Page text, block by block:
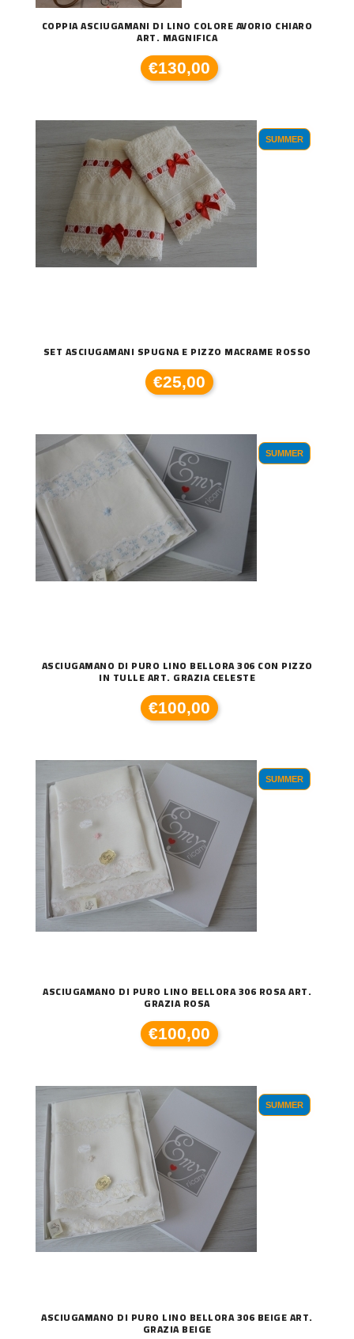
COPPIA ASCIUGAMANI DI LINO COLORE AVORIO CHIARO
ART. MAGNIFICA
€130,00
SUMMER
SET ASCIUGAMANI SPUGNA E PIZZO MACRAME ROSSO
€25,00
SUMMER
ASCIUGAMANO DI PURO LINO BELLORA 306 CON PIZZO
IN TULLE ART. GRAZIA CELESTE
€100,00
SUMMER
ASCIUGAMANO DI PURO LINO BELLORA 306 ROSA ART.
GRAZIA ROSA
€100,00
SUMMER
ASCIUGAMANO DI PURO LINO BELLORA 306 BEIGE ART.
GRAZIA BEIGE